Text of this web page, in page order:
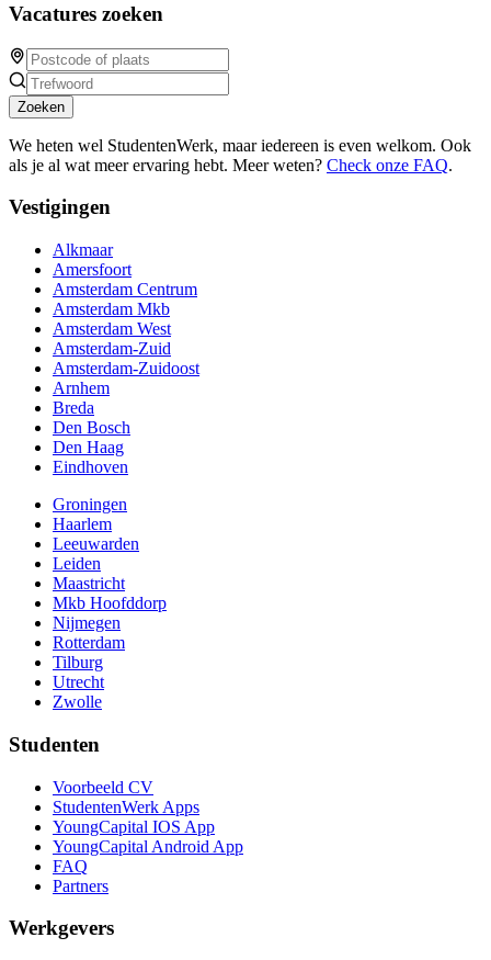
Vacatures zoeken
Zoeken
We heten wel StudentenWerk, maar iedereen is even welkom. Ook
als je al wat meer ervaring hebt. Meer weten? Check onze FAQ.
Vestigingen
Alkmaar
Amersfoort
Amsterdam Centrum
Amsterdam Mkb
Amsterdam West
Amsterdam-Zuid
Amsterdam-Zuidoost
Arnhem
Breda
Den Bosch
Den Haag
Eindhoven
Groningen
Haarlem
Leeuwarden
Leiden
Maastricht
Mkb Hoofddorp
Nijmegen
Rotterdam
Tilburg
Utrecht
Zwolle
Studenten
Voorbeeld CV
StudentenWerk Apps
YoungCapital IOS App
YoungCapital Android App
FAQ
Partners
Werkgevers